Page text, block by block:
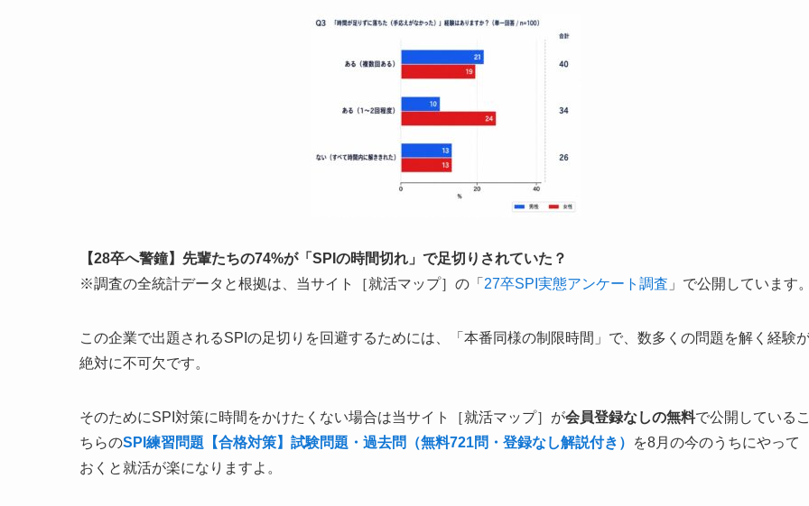
【28卒へ警鐘】先輩たちの74%が「SPIの時間切れ」で足切りされていた？
※調査の全統計データと根拠は、当サイト［就活マップ］の「 27卒SPI実態アンケート調査 」で公開しています
この企業で出題されるSPIの足切りを回避するためには、「本番同様の制限時間」で、数多くの問題を解く経験
絶対に不可欠です。
そのためにSPI対策に時間をかけたくない場合は当サイト［就活マップ］が会員登録なしの無料で公開している
ちらのSPI練習問題【合格対策】試験問題・過去問（無料721問・登録なし解説付き）
を8月の今のうちにやって
おくと就活が楽になりますよ。